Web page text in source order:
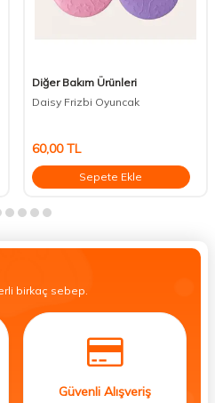
Diğer Bakım Ürünleri
Daisy Frizbi Oyuncak
60,00TL
Sepete Ekle
birkaç sebep.
Güvenli Alışveriş